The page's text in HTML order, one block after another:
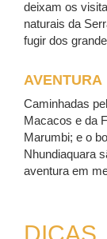
deixam os
naturais da
fugir dos
AVENTURA
Caminhadas
Macacos e da
Marumbi; e o
Nhundiaquara
aventura em